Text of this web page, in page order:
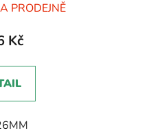
hodnocení
produktu
5,0
z
hvězdiček.
PRODEJNĚ
Kč